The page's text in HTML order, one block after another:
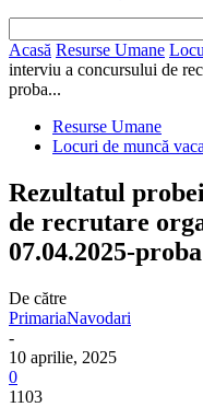
Acasă Resurse Umane
interviu a concursului de
proba...
Resurse Umane
Locuri de muncă
Rezultatul
de recrutare
07.04.2025-
De către
PrimariaNavodari
-
10 aprilie, 2025
0
1103